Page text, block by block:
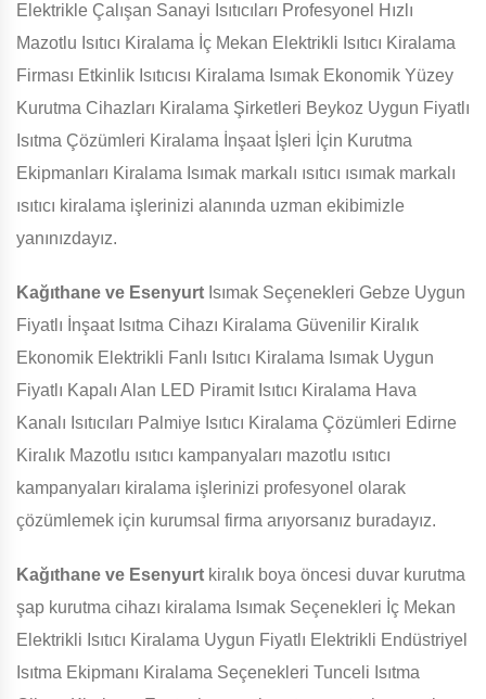
Elektrikle Çalışan Sanayi Isıtıcıları Profesyonel Hızlı
Mazotlu Isıtıcı Kiralama İç Mekan Elektrikli Isıtıcı Kiralama
Firması Etkinlik Isıtıcısı Kiralama Isımak Ekonomik Yüzey
Kurutma Cihazları Kiralama Şirketleri Beykoz Uygun Fiyatlı
Isıtma Çözümleri Kiralama İnşaat İşleri İçin Kurutma
Ekipmanları Kiralama Isımak markalı ısıtıcı ısımak markalı
ısıtıcı kiralama işlerinizi alanında uzman ekibimizle
yanınızdayız.
Kağıthane ve Esenyurt Isımak Seçenekleri Gebze Uygun
Fiyatlı İnşaat Isıtma Cihazı Kiralama Güvenilir Kiralık
Ekonomik Elektrikli Fanlı Isıtıcı Kiralama Isımak Uygun
Fiyatlı Kapalı Alan LED Piramit Isıtıcı Kiralama Hava
Kanalı Isıtıcıları Palmiye Isıtıcı Kiralama Çözümleri Edirne
Kiralık Mazotlu ısıtıcı kampanyaları mazotlu ısıtıcı
kampanyaları kiralama işlerinizi profesyonel olarak
çözümlemek için kurumsal firma arıyorsanız buradayız.
Kağıthane ve Esenyurt kiralık boya öncesi duvar kurutma
şap kurutma cihazı kiralama Isımak Seçenekleri İç Mekan
Elektrikli Isıtıcı Kiralama Uygun Fiyatlı Elektrikli Endüstriyel
Isıtma Ekipmanı Kiralama Seçenekleri Tunceli Isıtma